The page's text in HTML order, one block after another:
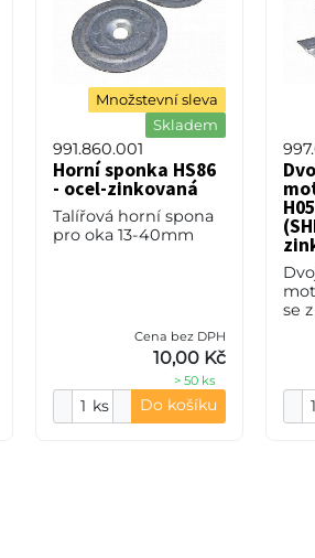
Skladem
Množstevní sleva
991.860.001
Horní sponka HS86
- ocel-zinkovaná
Talířová horní spona
pro oka 13-40mm
Cena bez DPH
10,00 Kč
> 50 ks
ks Do košíku
se